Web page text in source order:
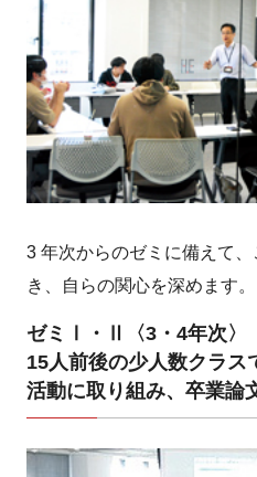
3 年次からのゼミに備えて
き、自らの関心を深めます。
ゼミⅠ・Ⅱ〈3・4年次〉
15人前後の少人数クラス
活動に取り組み、卒業論